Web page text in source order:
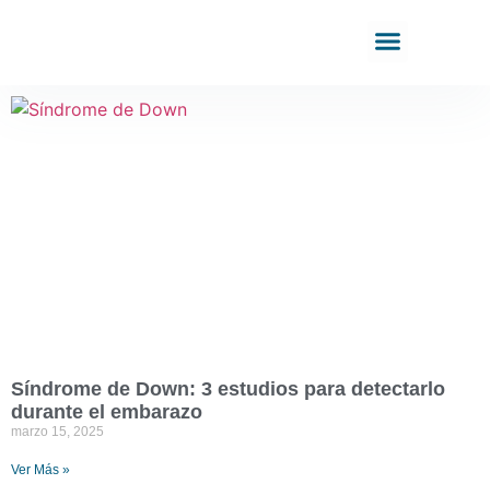
Síndrome de Down: 3 estudios para detectarlo
durante el embarazo
marzo 15, 2025
Ver Más »